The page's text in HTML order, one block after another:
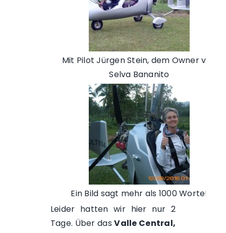
Mit Pilot Jürgen Stein, dem Owner von
Selva Bananito
Ein Bild sagt mehr als 1000 Worte!
Leider hatten wir hier nur 2
Tage. Über dasValle Central,